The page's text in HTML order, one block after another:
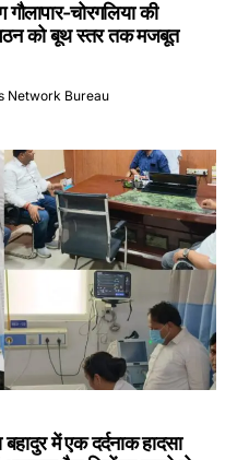
चोरगलिया की
को बूथ स्तर तक मजबूत
Network Bureau
में एक दर्दनाक हादसा